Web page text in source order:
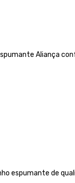
Aliança
espumante de